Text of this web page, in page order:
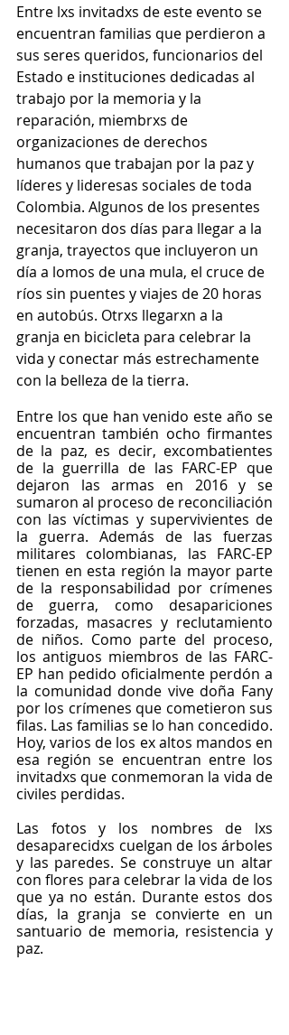
Entre lxs invitadxs de este evento se
encuentran familias que perdieron a
sus seres queridos, funcionarios del
Estado e instituciones dedicadas al
trabajo por la memoria y la
reparación, miembrxs de
organizaciones de derechos
humanos que trabajan por la paz y
líderes y lideresas sociales de toda
Colombia. Algunos de los presentes
necesitaron dos días para llegar a la
granja, trayectos que incluyeron un
día a lomos de una mula, el cruce de
ríos sin puentes y viajes de 20 horas
en autobús. Otrxs llegarxn a la
granja en bicicleta para celebrar la
vida y conectar más estrechamente
con la belleza de la tierra.
Entre los que han venido este año se
encuentran también ocho firmantes
de la paz, es decir, excombatientes
de la guerrilla de las FARC-EP que
dejaron las armas en 2016 y se
sumaron al proceso de reconciliación
con las víctimas y supervivientes de
la guerra. Además de las fuerzas
militares colombianas, las FARC-EP
tienen en esta región la mayor parte
de la responsabilidad por crímenes
de guerra, como desapariciones
forzadas, masacres y reclutamiento
de niños. Como parte del proceso,
los antiguos miembros de las FARC-
EP han pedido oficialmente perdón a
la comunidad donde vive doña Fany
por los crímenes que cometieron sus
filas. Las familias se lo han concedido.
Hoy, varios de los ex altos mandos en
esa región se encuentran entre los
invitadxs que conmemoran la vida de
civiles perdidas.
Las fotos y los nombres de lxs
desaparecidxs cuelgan de los árboles
y las paredes. Se construye un altar
con flores para celebrar la vida de los
que ya no están. Durante estos dos
días, la granja se convierte en un
santuario de memoria, resistencia y
paz.